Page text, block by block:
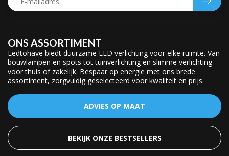
ONS ASSORTIMENT
Ledtohave biedt duurzame LED verlichting voor elke ruimte. Van
bouwlampen en spots tot tuinverlichting en slimme verlichting
voor thuis of zakelijk. Bespaar op energie met ons brede
assortiment, zorgvuldig geselecteerd voor kwaliteit en prijs.
ADVIES OP MAAT
BEKIJK ONZE BESTSELLERS